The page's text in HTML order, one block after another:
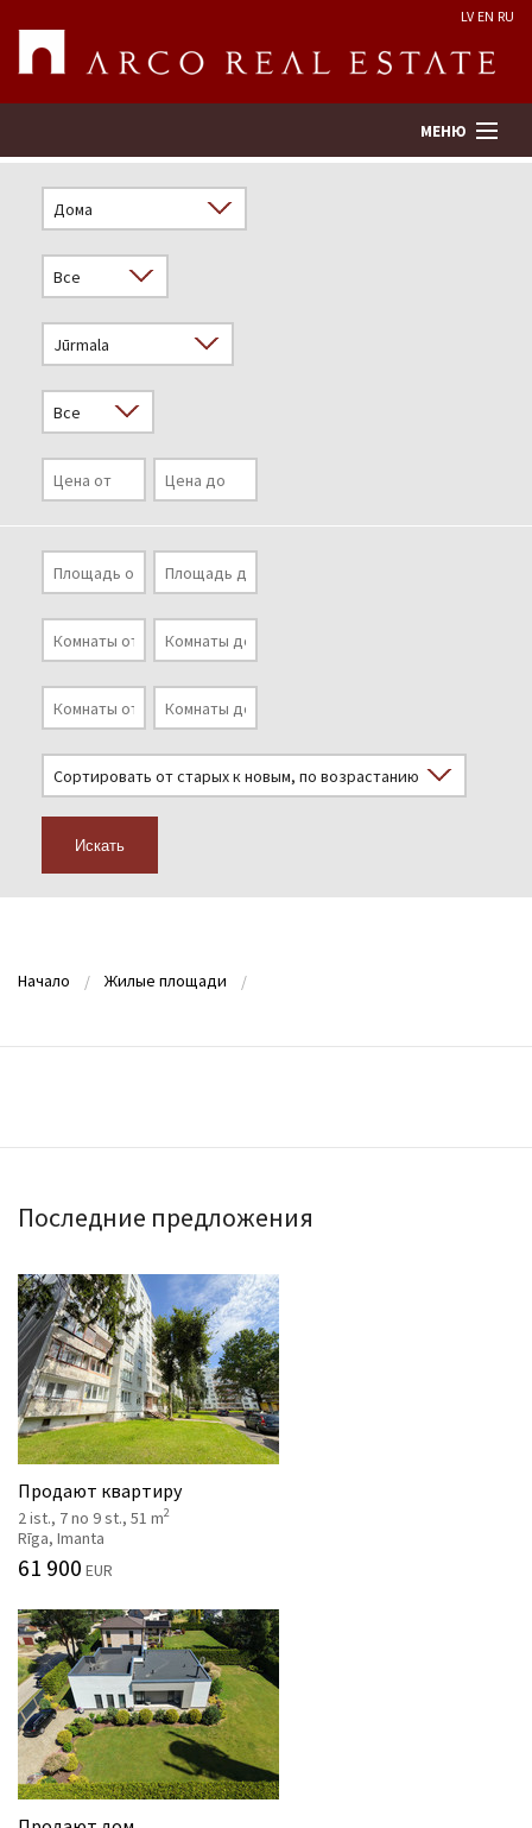
LV EN RU
МЕНЮ
Оценка недвижимости
Предприятие
Услуги
Kонтакты
Искать
Начало Жилые площади
Последние предложения
Продают квартиру
2 ist., 7 no 9 st., 51 m2
Rīga, Imanta
61 900 EUR